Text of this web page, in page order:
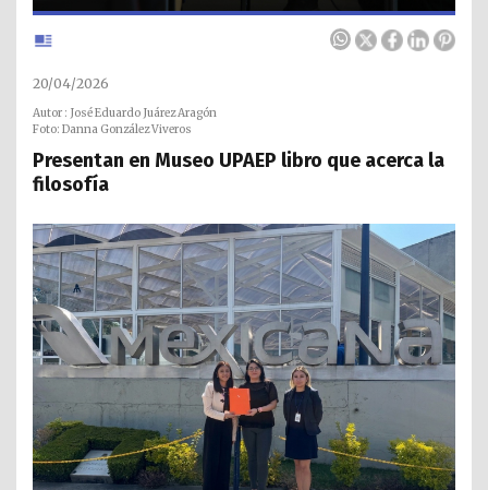
20/04/2026
Autor : José Eduardo Juárez Aragón
Foto: Danna González Viveros
Presentan en Museo UPAEP libro que acerca la
filosofía